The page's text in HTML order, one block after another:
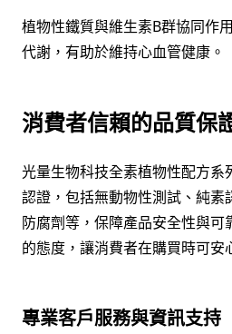
植物性鐵質與維生素B群協同作
代謝，有助於維持心血管健康。
消費者信賴的品質保
光量生物科技全素植物性配方系
認證，包括無動物性測試、純素
防腐劑等，保障產品安全性與可
的態度，讓消費者在購買時可安
專業客戶服務與資訊支持